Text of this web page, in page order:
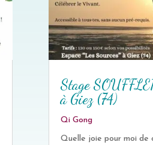
Stage
à Giez (74)
Qi Gong
Quelle joie pour moi de